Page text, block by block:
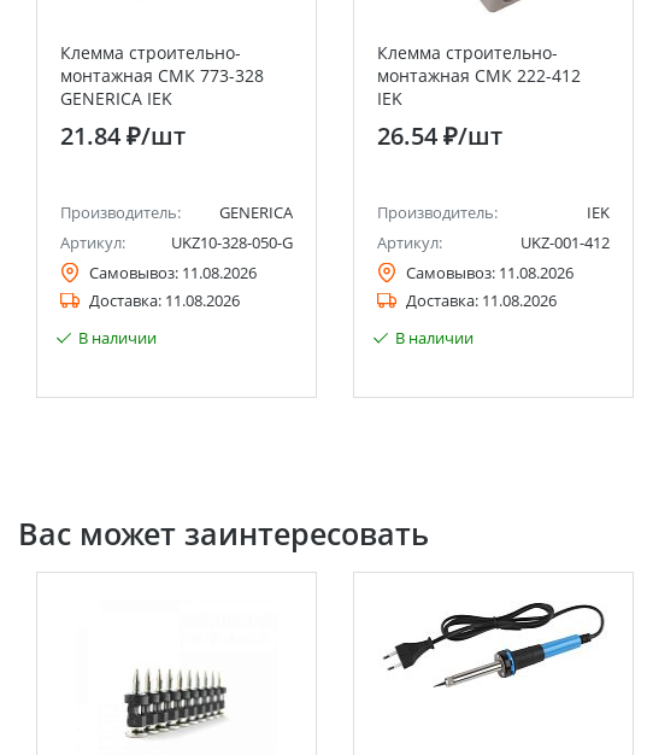
Клемма строительно-
монтажная СМК 773-328
GENERICA IEK
21.84 ₽/шт
Производитель:
GENERICA
Артикул:
UKZ10-328-050-G
Самовывоз: 11.08.2026
Доставка: 11.08.2026
В наличии
Клемма строительно-
монтажная СМК 222-412
IEK
26.54 ₽/шт
Производитель:
IEK
Артикул:
UKZ-001-412
Самовывоз: 11.08.2026
Доставка: 11.08.2026
В наличии
Вас может заинтересовать